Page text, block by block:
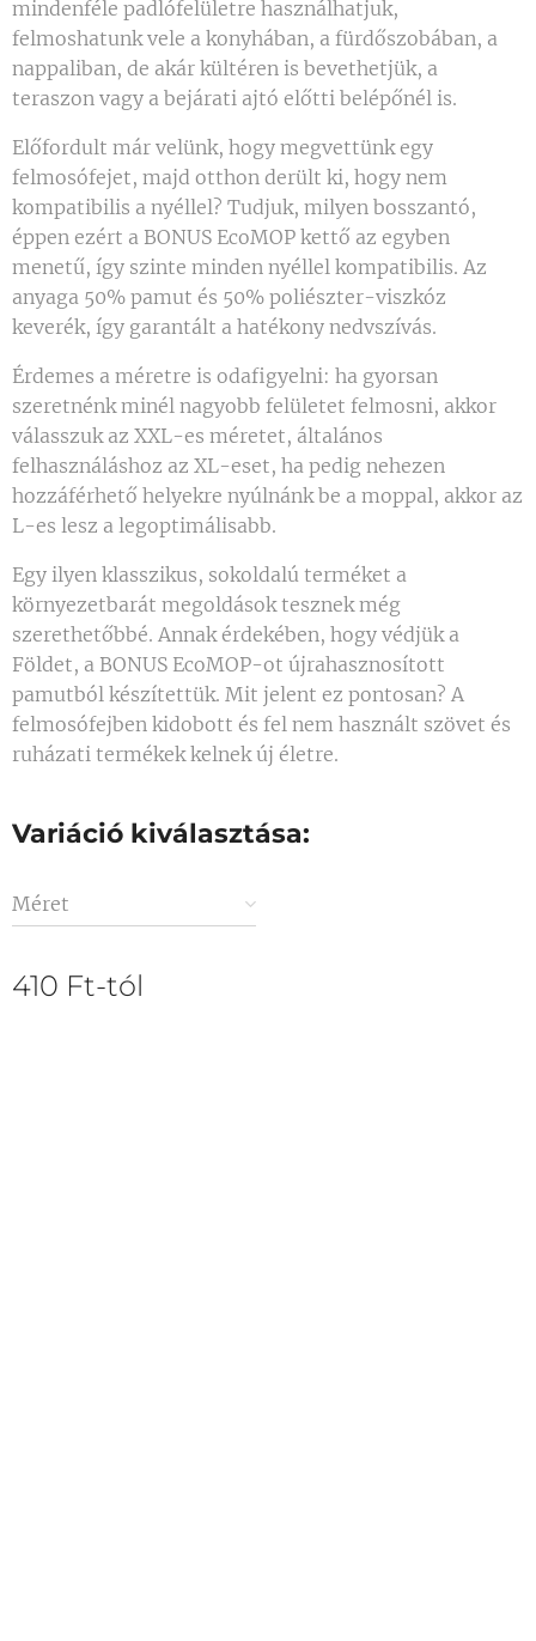
mindenféle padlófelületre használhatjuk,
felmoshatunk vele a konyhában, a fürdőszobában, a
nappaliban, de akár kültéren is bevethetjük, a
teraszon vagy a bejárati ajtó előtti belépőnél is.
Előfordult már velünk, hogy megvettünk egy
felmosófejet, majd otthon derült ki, hogy nem
kompatibilis a nyéllel? Tudjuk, milyen bosszantó,
éppen ezért a BONUS EcoMOP kettő az egyben
menetű, így szinte minden nyéllel kompatibilis. Az
anyaga 50% pamut és 50% poliészter-viszkóz
keverék, így garantált a hatékony nedvszívás.
Érdemes a méretre is odafigyelni: ha gyorsan
szeretnénk minél nagyobb felületet felmosni, akkor
válasszuk az XXL-es méretet, általános
felhasználáshoz az XL-eset, ha pedig nehezen
hozzáférhető helyekre nyúlnánk be a moppal, akkor az
L-es lesz a legoptimálisabb.
Egy ilyen klasszikus, sokoldalú terméket a
környezetbarát megoldások tesznek még
szerethetőbbé. Annak érdekében, hogy védjük a
Földet, a BONUS EcoMOP-ot újrahasznosított
pamutból készítettük. Mit jelent ez pontosan? A
felmosófejben kidobott és fel nem használt szövet és
ruházati termékek kelnek új életre.
Variáció kiválasztása:
Méret
410 Ft-tól